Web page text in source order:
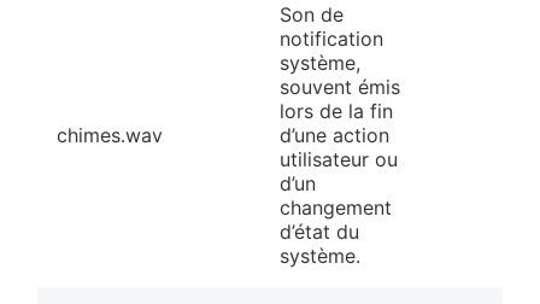
chimes.wav
Son de
notification
système,
souvent émis
lors de la fin
d’une action
utilisateur ou
d’un
changement
d’état du
système.